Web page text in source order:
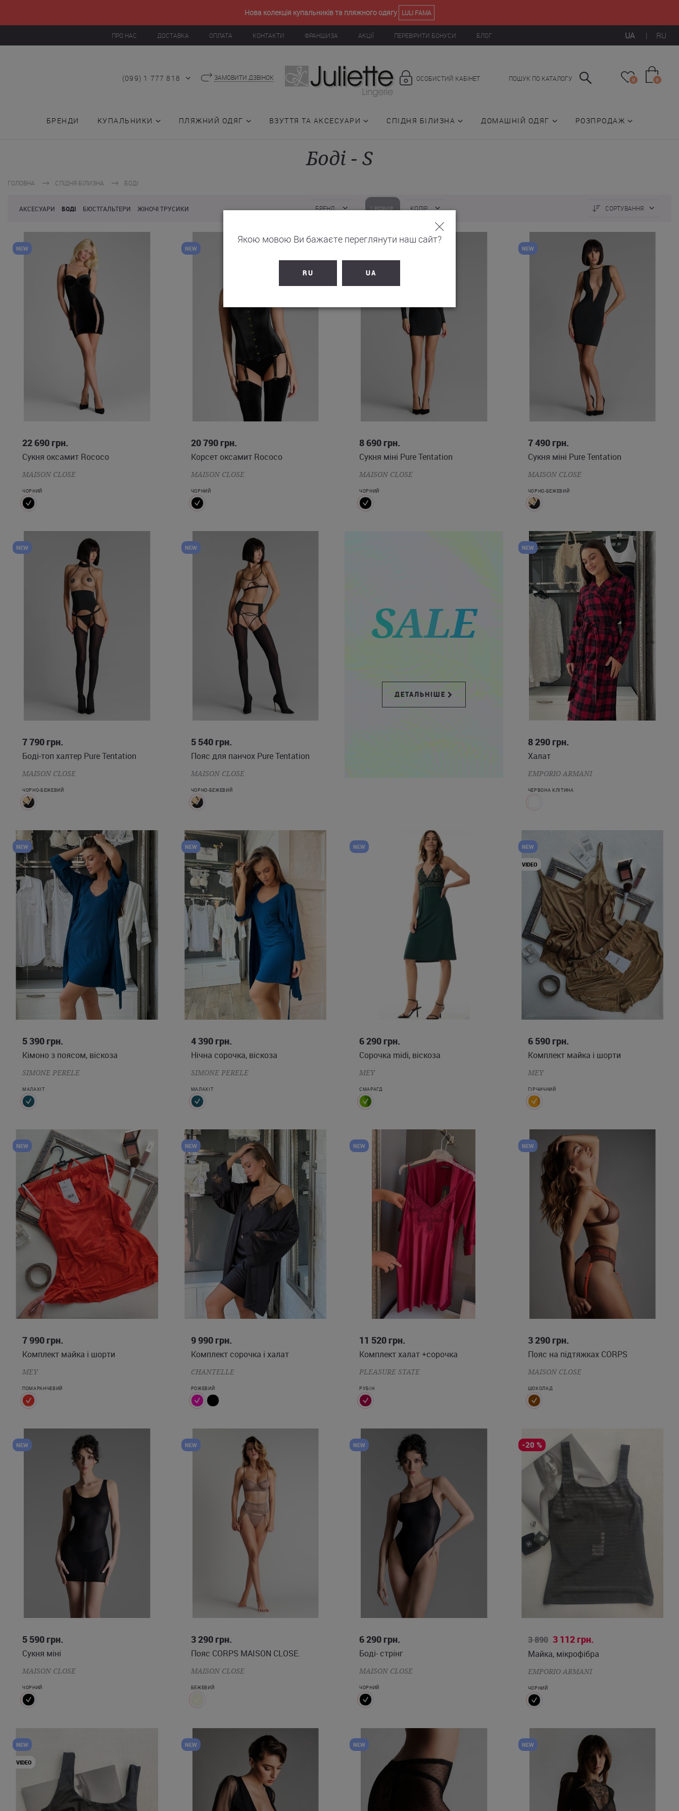
Нова колекція купальників та пляжного одягу LULI FAMA
UA | RU
ПРО НАС ДОСТАВКА ОПЛАТА КОНТАКТИ ФРАНШИЗА АКЦІЇ ПЕРЕВІРИТИ БОНУСИ БЛОГ
(099) 1 777 818 ЗАМОВИТИ ДЗВІНОК ПОШУК ПО КАТАЛОГУ
ОСОБИСТИЙ КАБІНЕТ 0 0
БРЕНДИ КУПАЛЬНИКИ ПЛЯЖНИЙ ОДЯГ ВЗУТТЯ ТА АКСЕСУАРИ СПІДНЯ БІЛИЗНА ДОМАШНІЙ ОДЯГ РОЗПРОДАЖ
ГОЛОВНА СПІДНЯ БІЛИЗНА БОДІ
Боді - S
СОРТУВАННЯ
АКСЕСУАРИ БОДІ БЮСТГАЛЬТЕРИ ЖІНОЧІ ТРУСИКИ БРЕНД 1 РОЗМІР КОЛІР
NEW
22 690 грн.
Сукня оксамит Rococo
MAISON CLOSE
ЧОРНИЙ
NEW
20 790грн.
Корсет оксамит Rococo
MAISON CLOSE
ЧОРНИЙ
8 690 грн.
Сукня міні Pure Tentation
MAISON CLOSE
ЧОРНИЙ
NEW
7 490грн.
Сукня міні Pure Tentation
MAISON CLOSE
ЧОРНО-БЕЖЕВИЙ
NEW
7 790 грн.
Боді-топ халтер Pure Tentation
MAISON CLOSE
ЧОРНО-БЕЖЕВИЙ
NEW
5 540грн.
Пояс для панчох Pure Tentation
MAISON CLOSE
ЧОРНО-БЕЖЕВИЙ
SALE
ДЕТАЛЬНІШЕ
NEW
8 290грн.
Халат
EMPORIO ARMANI
ЧЕРВОНА КЛІТИНА
NEW
5 390 грн.
Кімоно з поясом, віскоза
SIMONE PERELE
МАЛАХІТ
NEW
4 390грн.
Нічна сорочка, віскоза
SIMONE PERELE
МАЛАХІТ
NEW
6 290 грн.
Сорочка midi, віскоза
MEY
СМАРАГД
NEW
VIDEO
6 590грн.
Комплект майка і шорти
MEY
ГІРЧИЧНИЙ
NEW
7 990 грн.
Комплект майка і шорти
MEY
ПОМАРАНЧЕВИЙ
NEW
9 990грн.
Комплект сорочка і халат
CHANTELLE
РОЖЕВИЙ
NEW
11 520 грн.
Комплект халат +сорочка
PLEASURE STATE
РУБІН
NEW
3 290грн.
Пояс на підтяжках CORPS
MAISON CLOSE
ШОКОЛАД
NEW
5 590 грн.
Сукня міні
MAISON CLOSE
ЧОРНИЙ
NEW
3 290грн.
Пояс CORPS MAISON CLOSE.
MAISON CLOSE
БЕЖЕВИЙ
NEW
6 290 грн.
Боді- стрінг
MAISON CLOSE
ЧОРНИЙ
-20 %
XS
3 890 3 112грн.
Майка, мікрофібра
EMPORIO ARMANI
ЧОРНИЙ
NEW
VIDEO
NEW NEW NEW
Якою мовою Ви бажаєте переглянути наш сайт?
RU UA